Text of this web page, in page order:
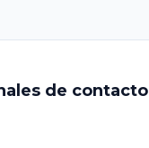
de contacto